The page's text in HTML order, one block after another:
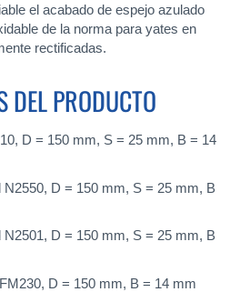
el acabado de espejo azulado
de la norma para yates en
rectificadas.
DEL PRODUCTO
D = 150 mm, S = 25 mm, B = 14
N2550, D = 150 mm, S = 25 mm, B
N2501, D = 150 mm, S = 25 mm, B
D = 150 mm, B = 14 mm